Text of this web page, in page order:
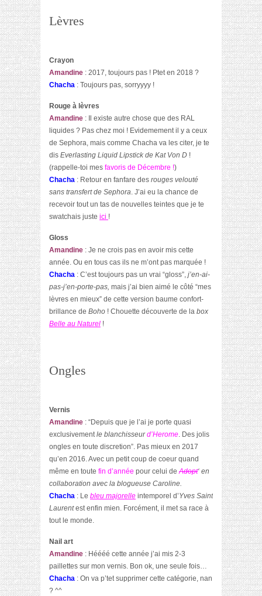
Lèvres
Crayon
Amandine : 2017, toujours pas ! Ptet en 2018 ?
Chacha : Toujours pas, sorryyyy !
Rouge à lèvres
Amandine : Il existe autre chose que des RAL
liquides ? Pas chez moi ! Evidemement il y a ceux
de Sephora, mais comme Chacha va les citer, je te
dis Everlasting Liquid Lipstick de Kat Von D !
(rappelle-toi mes favoris de Décembre !)
Chacha : Retour en fanfare des rouges velouté
sans transfert de Sephora. J’ai eu la chance de
recevoir tout un tas de nouvelles teintes que je te
swatchais juste ici !
Gloss
Amandine : Je ne crois pas en avoir mis cette
année. Ou en tous cas ils ne m’ont pas marquée !
Chacha : C’est toujours pas un vrai “gloss”, j’en-ai-
pas-j’en-porte-pas, mais j’ai bien aimé le côté “mes
lèvres en mieux” de cette version baume confort-
brillance de Boho ! Chouette découverte de la box
Belle au Naturel !
Ongles
Vernis
Amandine : “Depuis que je l’ai je porte quasi
exclusivementle blanchisseurd’Herome. Des jolis
ongles en toute discretion”. Pas mieux en 2017
qu’en 2016. Avec un petit coup de coeur quand
même en toute fin d’année pour celui deAdopt‘ en
collaboration avec la blogueuse Caroline.
Chacha : Le bleu majorelle intemporel d’Yves Saint
Laurentest enfin mien. Forcément, il met sa race à
tout le monde.
Nail art
Amandine : Héééé cette année j’ai mis 2-3
paillettes sur mon vernis. Bon ok, une seule fois…
Chacha : On va p’tet supprimer cette catégorie, nan
? ^^